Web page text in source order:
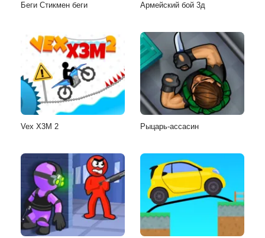
Беги Стикмен беги Армейский бой 3д
Vex X3M 2 Рыцарь-ассасин